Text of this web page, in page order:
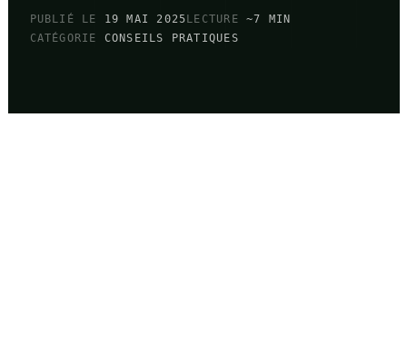
PUBLIÉ LE 19 MAI 2025LECTURE~7 MIN
CATÉGORIE CONSEILS PRATIQUES